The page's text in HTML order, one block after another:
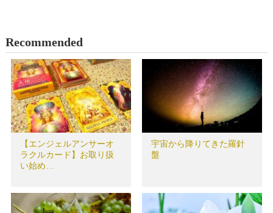
Recommended
【エンジェルアンサーオ
ラクルカード】お取り扱
い始め…
宇宙から降りてきた羅針
盤